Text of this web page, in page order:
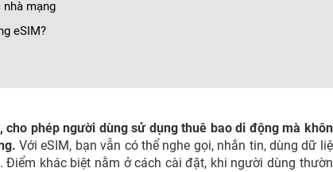
mạng
eSIM?
phép người dùng sử dụng thuê bao di động mà
Với eSIM, bạn vẫn có thể nghe gọi, nhắn tin, dùng dữ
khác biệt nằm ở cách cài đặt, khi người dùng